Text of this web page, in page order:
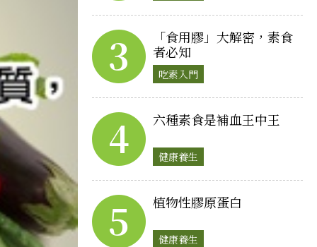
3
「食用膠」大解密，素食
者必知
吃素入門
4 六種素食是補血王中王
健康養生
5 植物性膠原蛋白
健康養生